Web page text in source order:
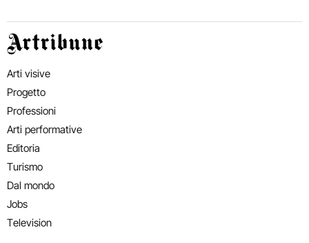
Artribune
Arti visive
Progetto
Professioni
Arti performative
Editoria
Turismo
Dal mondo
Jobs
Television